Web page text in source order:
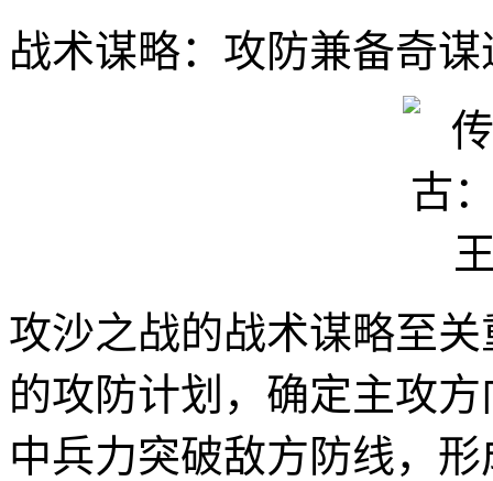
战术谋略：攻防兼备奇谋
攻沙之战的战术谋略至
的攻防计划，确定主攻
中兵力突破敌方防线，